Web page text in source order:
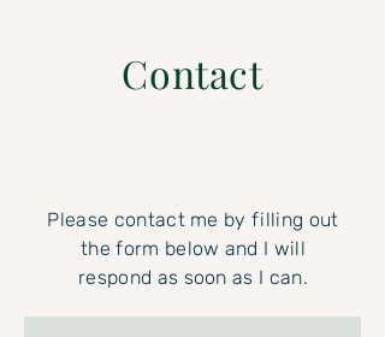
Contact
Please contact me by filling out
the form below and I will
respond as soon as I can.